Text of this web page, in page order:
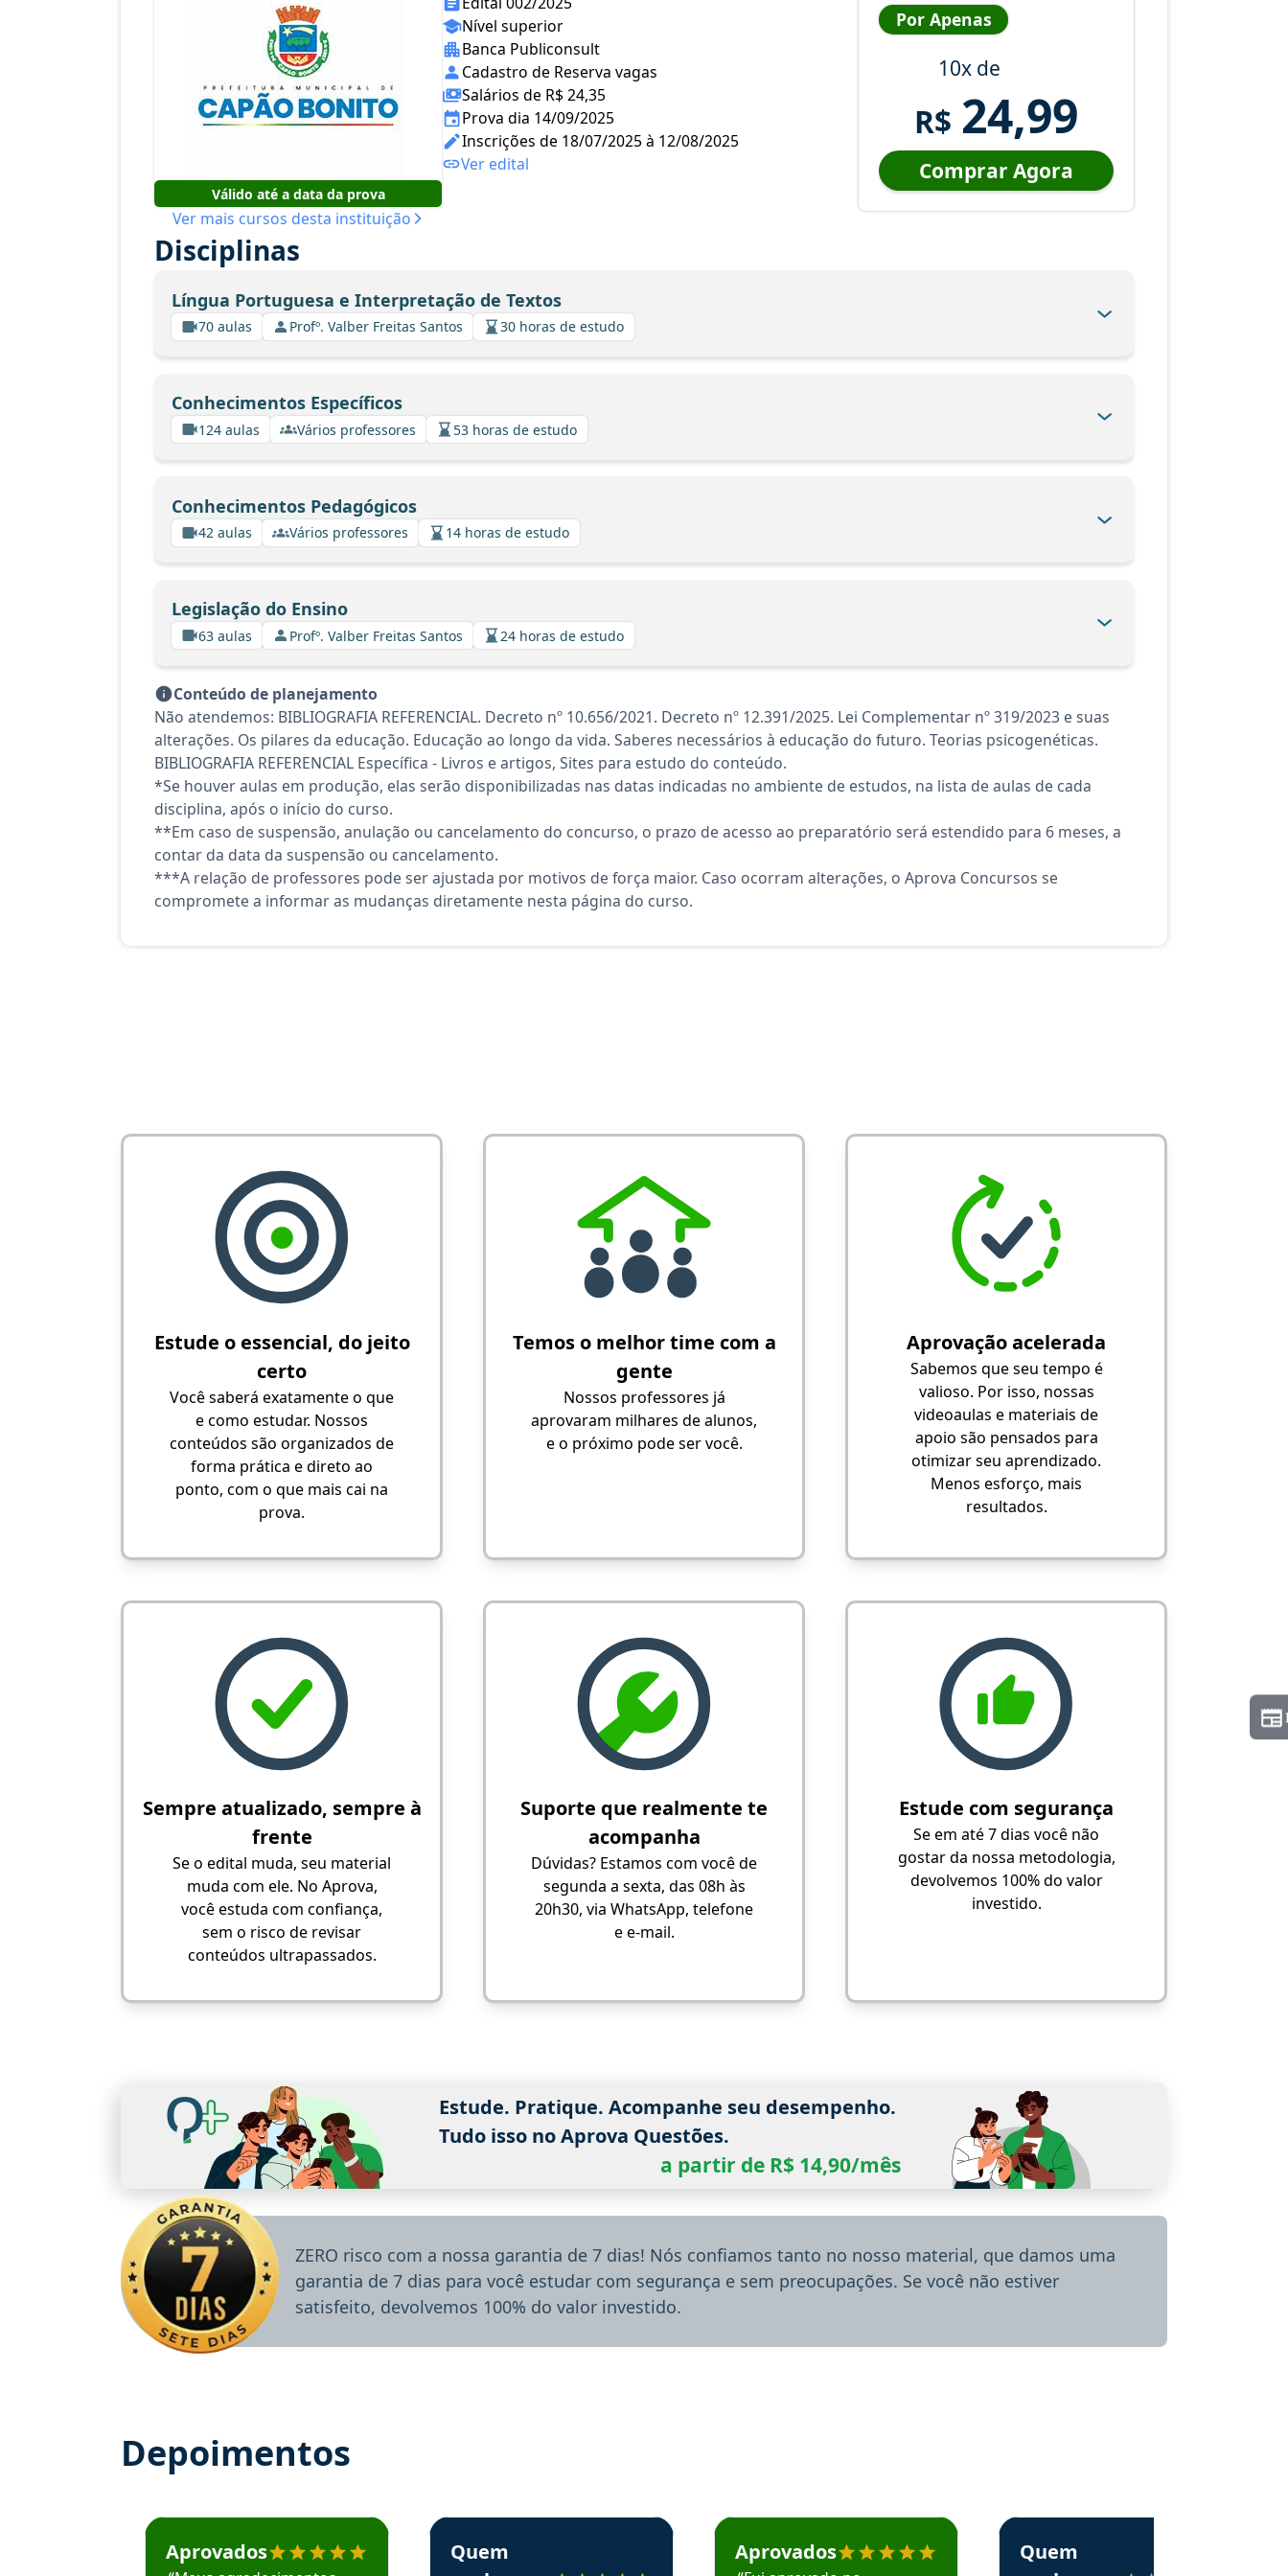
Válido até a data da prova
Ver mais cursos desta instituição
Nível superior
Banca Publiconsult
Cadastro de Reserva vagas
Salários de R$ 24,35
Prova dia 14/09/2025
Inscrições de 18/07/2025 à 12/08/2025
Ver edital
Por Apenas
10x de
R$ 24,99
Comprar Agora
Disciplinas
Língua Portuguesa e Interpretação de Textos
70 aulas Profº. Valber Freitas Santos 30 horas de estudo
Conhecimentos Específicos
124 aulas Vários professores 53 horas de estudo
Conhecimentos Pedagógicos
42 aulas Vários professores 14 horas de estudo
Legislação do Ensino
63 aulas Profº. Valber Freitas Santos 24 horas de estudo
Conteúdo de planejamento
Não atendemos: BIBLIOGRAFIA REFERENCIAL. Decreto nº 10.656/2021. Decreto nº 12.391/2025. Lei Complementar nº 319/2023 e suas
alterações. Os pilares da educação. Educação ao longo da vida. Saberes necessários à educação do futuro. Teorias psicogenéticas.
BIBLIOGRAFIA REFERENCIAL Específica - Livros e artigos, Sites para estudo do conteúdo.
*Se houver aulas em produção, elas serão disponibilizadas nas datas indicadas no ambiente de estudos, na lista de aulas de cada
disciplina, após o início do curso.
**Em caso de suspensão, anulação ou cancelamento do concurso, o prazo de acesso ao preparatório será estendido para 6 meses, a
contar da data da suspensão ou cancelamento.
***A relação de professores pode ser ajustada por motivos de força maior. Caso ocorram alterações, o Aprova Concursos se
compromete a informar as mudanças diretamente nesta página do curso.
Estude o essencial, do jeito
certo
Você saberá exatamente o que
e como estudar. Nossos
conteúdos são organizados de
forma prática e direto ao
ponto, com o que mais cai na
prova.
Temos o melhor time com a
gente
Nossos professores já
aprovaram milhares de alunos,
e o próximo pode ser você.
Aprovação acelerada
Sabemos que seu tempo é
valioso. Por isso, nossas
videoaulas e materiais de
apoio são pensados para
otimizar seu aprendizado.
Menos esforço, mais
resultados.
Sempre atualizado, sempre à
frente
Se o edital muda, seu material
muda com ele. No Aprova,
você estuda com confiança,
sem o risco de revisar
conteúdos ultrapassados.
Suporte que realmente te
acompanha
Dúvidas? Estamos com você de
segunda a sexta, das 08h às
20h30, via WhatsApp, telefone
e e-mail.
Estude com segurança
Se em até 7 dias você não
gostar da nossa metodologia,
devolvemos 100% do valor
investido.
Estude. Pratique. Acompanhe seu desempenho.
Tudo isso no Aprova Questões.
a partir de R$ 14,90/mês
ZERO risco com a nossa garantia de 7 dias! Nós confiamos tanto no nosso material, que damos uma
garantia de 7 dias para você estudar com segurança e sem preocupações. Se você não estiver
satisfeito, devolvemos 100% do valor investido.
Depoimentos
Estudante José recomenda o Aprova Concursos em depoimento
Aprovados
Estudante Sergio recomenda o Aprova Concursos em depoimento
Quem
Estudante Mário recomenda o Aprova Concursos em depoimento
Aprovados
Estudante Alessandra recomenda o Aprova
Quem